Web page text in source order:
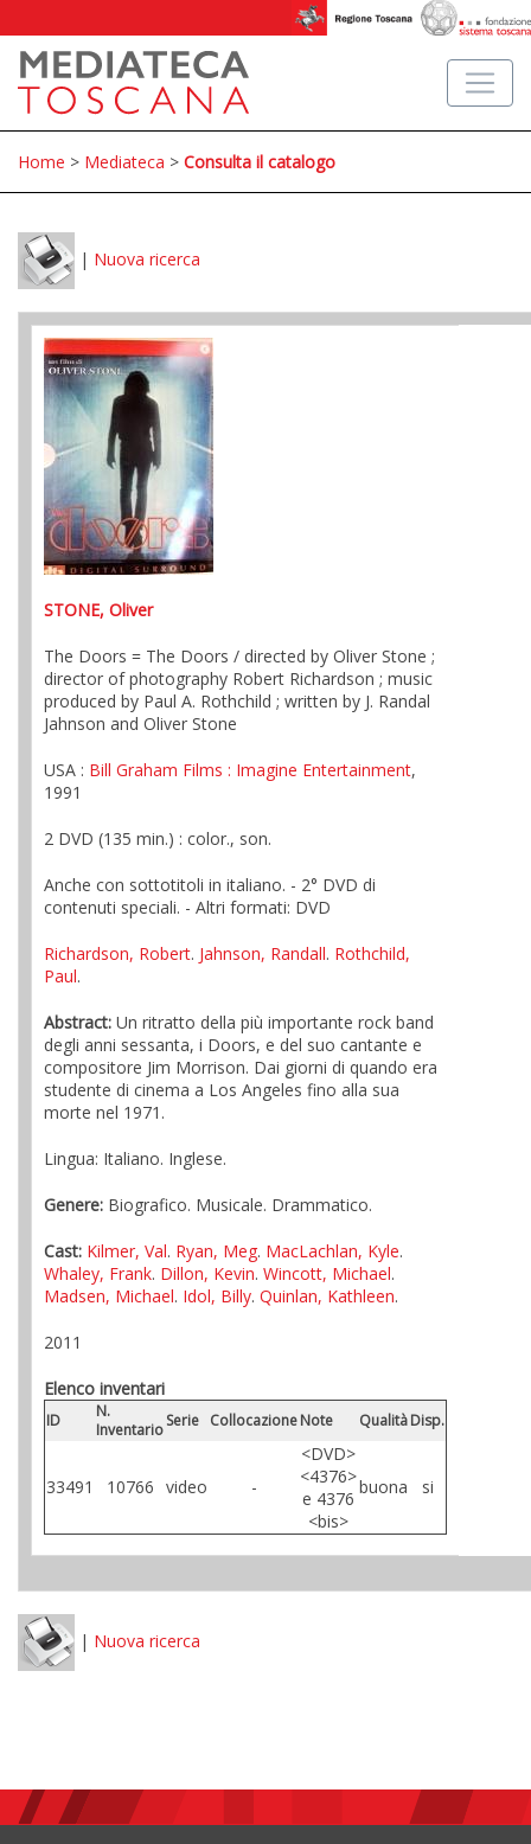
Home > Mediateca > Consulta il catalogo
| Nuova ricerca
STONE, Oliver
The Doors = The Doors / directed by Oliver Stone ;
director of photography Robert Richardson ; music
produced by Paul A. Rothchild ; written by J. Randal
Jahnson and Oliver Stone
USA : Bill Graham Films : Imagine Entertainment,
1991
2 DVD (135 min.) : color., son.
Anche con sottotitoli in italiano. - 2° DVD di
contenuti speciali. - Altri formati: DVD
Richardson, Robert. Jahnson, Randall. Rothchild,
Paul.
Abstract: Un ritratto della più importante rock band
degli anni sessanta, i Doors, e del suo cantante e
compositore Jim Morrison. Dai giorni di quando era
studente di cinema a Los Angeles fino alla sua
morte nel 1971.
Lingua: Italiano. Inglese.
Genere: Biografico. Musicale. Drammatico.
Cast: Kilmer, Val. Ryan, Meg. MacLachlan, Kyle.
Whaley, Frank. Dillon, Kevin. Wincott, Michael.
Madsen, Michael. Idol, Billy. Quinlan, Kathleen.
2011
Elenco inventari
ID
N.
InventarioSerie CollocazioneNote QualitàDisp.
33491 10766 video -
<DVD>
<4376>
e 4376
<bis>
buona si
| Nuova ricerca